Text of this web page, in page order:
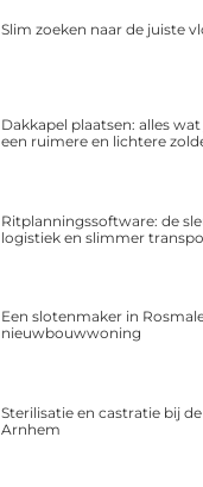
Slim zoeken naar de juiste
Dakkapel plaatsen: alles
een ruimere en lichtere
Ritplanningssoftware: de
logistiek en slimmer
Een slotenmaker in
nieuwbouwwoning
Sterilisatie en castratie bij
Arnhem